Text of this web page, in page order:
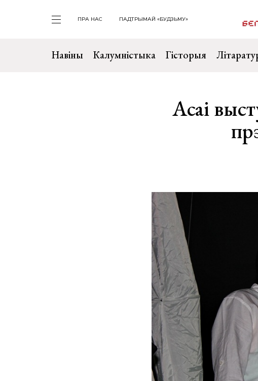
ПРА НАС ПАДТРЫМАЙ «БУДЗЬМУ»
Навіны Калумністыка Гісторыя
Асаі